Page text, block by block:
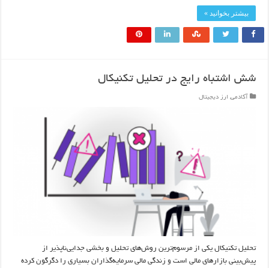
بیشتر بخوانید »
شش اشتباه رایج در تحلیل تکنیکال
آکادمی, ارز دیجیتال
تحلیل تکنیکال یکی از مرسوم‌ترین روش‌های تحلیل و بخشی جدایی‌ناپذیر از
پیش‌بینی بازارهای مالی است و زندگی مالی سرمایه‌گذاران بسیاری را دگرگون کرده